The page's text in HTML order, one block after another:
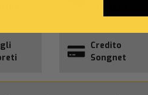
Credito
Songnet